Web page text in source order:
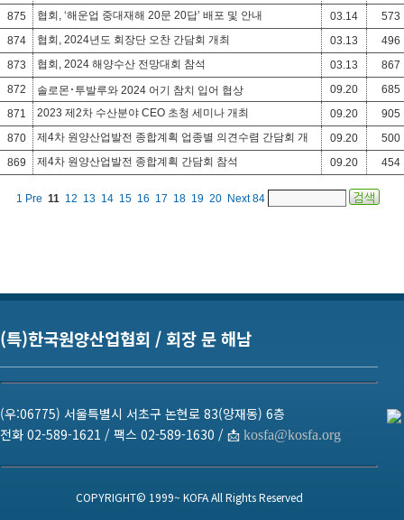
875
협회, ‘해운업 중대재해 20문 20답’ 배포 및 안내 03.14
573
874
협회, 2024년도 회장단 오찬 간담회 개최 03.13
496
873
협회, 2024 해양수산 전망대회 참석 03.13
867
872
솔로몬･투발루와 2024 어기 참치 입어 협상 09.20
685
871
2023 제2차 수산분야 CEO 초청 세미나 개최 09.20
905
870
제4차 원양산업발전 종합계획 업종별 의견수렴 간담회 개
최
09.20
500
869
제4차 원양산업발전 종합계획 간담회 참석 09.20 454
1 Pre 11 12 13 14 15 16 17 18 19 20 Next 84
(특)한국원양산업협회 / 회장 문 해남
(우:06775) 서울특별시 서초구 논현로 83(양재동) 6층
전화 02-589-1621 / 팩스 02-589-1630 / 📩 kosfa@kosfa.org
COPYRIGHT© 1999~ KOFA All Rights Reserved